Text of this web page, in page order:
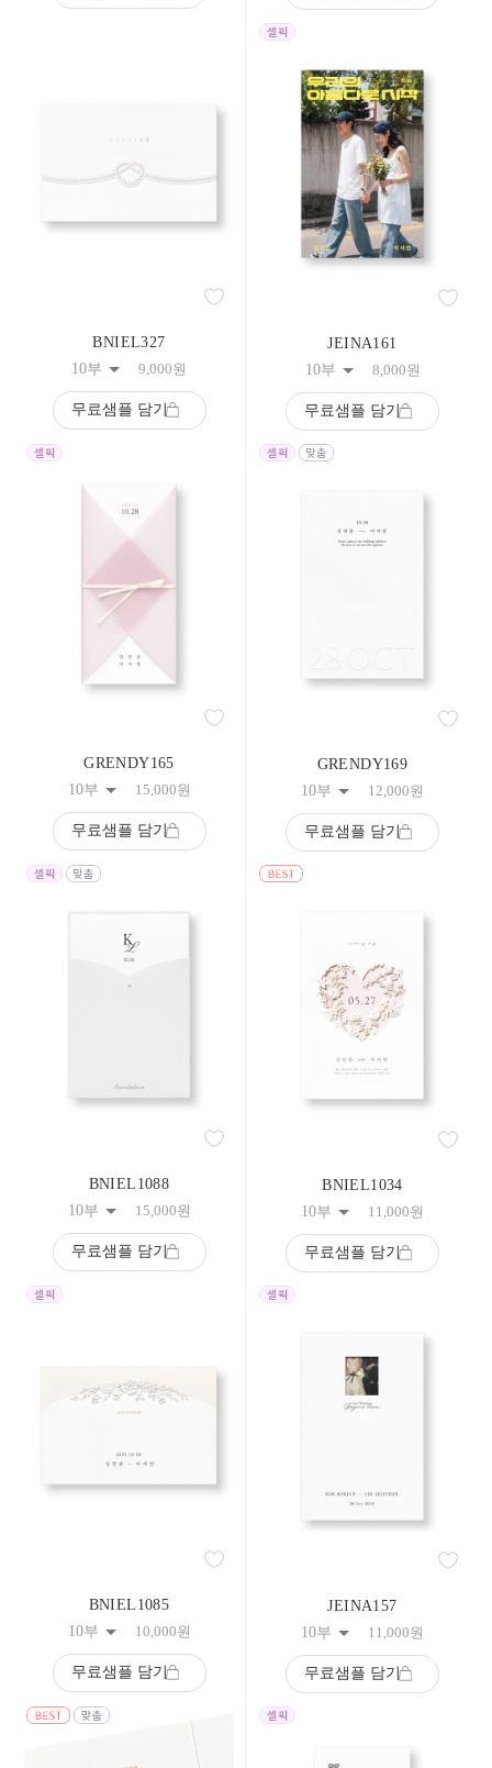
BNIEL327
10부
9,000원
무료샘플 담기
JEINA161
10부
8,000원
무료샘플 담기
GRENDY165
10부
15,000원
무료샘플 담기
GRENDY169
10부
12,000원
무료샘플 담기
BNIEL1088
10부
15,000원
무료샘플 담기
BNIEL1034
10부
11,000원
무료샘플 담기
BNIEL1085
10부
10,000원
무료샘플 담기
JEINA157
10부
11,000원
무료샘플 담기